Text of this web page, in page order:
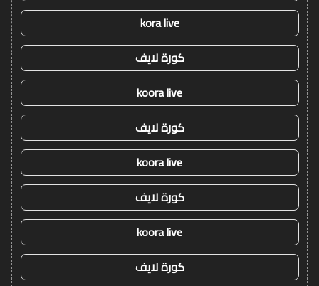
kora live
كورة لايف
koora live
كورة لايف
koora live
كورة لايف
koora live
كورة لايف